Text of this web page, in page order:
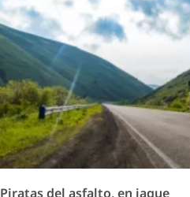
Piratas del asfalto, en jaque